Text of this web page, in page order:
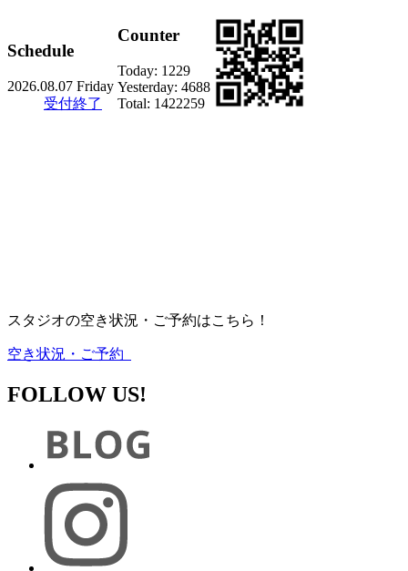
Schedule
2026.08.07 Friday
受付終了
Counter
Today: 1229
Yesterday: 4688
Total: 1422259
スタジオの空き状況・ご予約はこちら！
空き状況・ご予約
FOLLOW US!